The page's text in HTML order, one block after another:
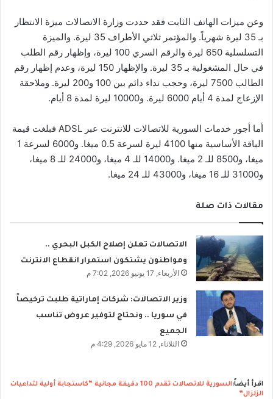
وعن ميزات الهاتف الثابت فقد حددت وزارة الاتصالات ميزة الانتظار
بـ 35 ليرة شهرياً. والمؤتمر ثلاثي الأطراف 35 ليرة. والميزة
التسلسلية 650 ليرة والرقم السري 100 ليرة، وإظهار رقم الطلب
في حال المشغولية بـ 35 ليرة. والإظهار 150 ليرة، وعدم إظهار رقم
الطالب 7500 ليرة، وحجب نداء دائم بين 100 و200 ليرة. وملاحقة
الإزعاج لمدة 4 أيام 6000 ليرة. و10000 ليرة لمدة 8 أيام.
أما أجور خدمات السورية للاتصالات للانترنت عبر ADSL فبلغت قيمة
الباقة الأساسية منها 4100 ليرة لسرعة 0.5 ميغا. و6000 لسرعة 1
ميغا، و8500 للـ 2 ميغا. و14000 للـ 4 ميغا، و24000 للـ 8 ميغا،
و31000 للـ 16 ميغا، و43000 للـ 24 ميغا.
مقالات ذات صلة
الاتصالات تعلن إصلاح الكبل البحري ..
ومواطنون يشتكون استمرار انقطاع الانترنت
الأربعاء, 17 يونيو 2026, 7:02 م
وزير الاتصالات: شركات إماراتية طلبت ترخيصاً
في سوريا .. ونحتاج لتوفير عروض تناسب
الجميع
الثلاثاء, 12 مايو 2026, 4:29 م
اقرأ أيضاً:
السورية للاتصالات تقدم 100 دقيقة مجانية “كاستجابة أولية لتداعيات
الزلزال”